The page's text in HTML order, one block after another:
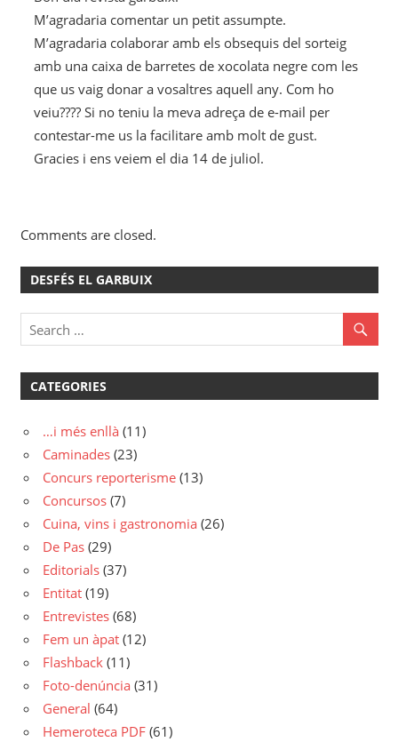
M’agradaria comentar un petit assumpte.
M’agradaria colaborar amb els obsequis del sorteig
amb una caixa de barretes de xocolata negre com les
que us vaig donar a vosaltres aquell any. Com ho
veiu???? Si no teniu la meva adreça de e-mail per
contestar-me us la facilitare amb molt de gust.
Gracies i ens veiem el dia 14 de juliol.
Comments are closed.
DESFÉS EL GARBUIX
CATEGORIES
…i més enllà (11)
Caminades (23)
Concurs reporterisme (13)
Concursos (7)
Cuina, vins i gastronomia (26)
De Pas (29)
Editorials (37)
Entitat (19)
Entrevistes (68)
Fem un àpat (12)
Flashback (11)
Foto-denúncia (31)
General (64)
Hemeroteca PDF (61)